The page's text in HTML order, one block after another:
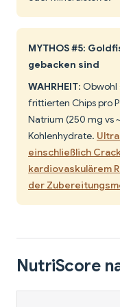
MYTHOS #5:
gebacken sind
WAHRHEIT: Obwohl
frittierten Chips pro
Natrium (250 mg vs
Kohlenhydrate.
einschließlich
kardiovaskulärem
der
NutriScore